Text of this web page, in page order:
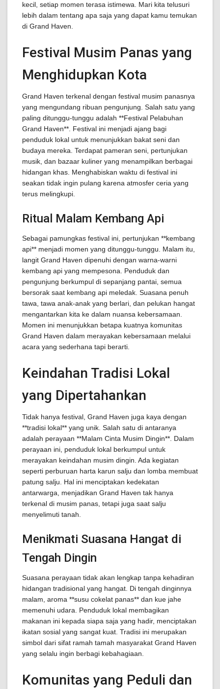
kecil, setiap momen terasa istimewa. Mari kita telusuri
lebih dalam tentang apa saja yang dapat kamu temukan
di Grand Haven.
Festival Musim Panas yang
Menghidupkan Kota
Grand Haven terkenal dengan festival musim panasnya
yang mengundang ribuan pengunjung. Salah satu yang
paling ditunggu-tunggu adalah **Festival Pelabuhan
Grand Haven**. Festival ini menjadi ajang bagi
penduduk lokal untuk menunjukkan bakat seni dan
budaya mereka. Terdapat pameran seni, pertunjukan
musik, dan bazaar kuliner yang menampilkan berbagai
hidangan khas. Menghabiskan waktu di festival ini
seakan tidak ingin pulang karena atmosfer ceria yang
terus melingkupi.
Ritual Malam Kembang Api
Sebagai pamungkas festival ini, pertunjukan **kembang
api** menjadi momen yang ditunggu-tunggu. Malam itu,
langit Grand Haven dipenuhi dengan warna-warni
kembang api yang mempesona. Penduduk dan
pengunjung berkumpul di sepanjang pantai, semua
bersorak saat kembang api meledak. Suasana penuh
tawa, tawa anak-anak yang berlari, dan pelukan hangat
mengantarkan kita ke dalam nuansa kebersamaan.
Momen ini menunjukkan betapa kuatnya komunitas
Grand Haven dalam merayakan kebersamaan melalui
acara yang sederhana tapi berarti.
Keindahan Tradisi Lokal
yang Dipertahankan
Tidak hanya festival, Grand Haven juga kaya dengan
**tradisi lokal** yang unik. Salah satu di antaranya
adalah perayaan **Malam Cinta Musim Dingin**. Dalam
perayaan ini, penduduk lokal berkumpul untuk
merayakan keindahan musim dingin. Ada kegiatan
seperti perburuan harta karun salju dan lomba membuat
patung salju. Hal ini menciptakan kedekatan
antarwarga, menjadikan Grand Haven tak hanya
terkenal di musim panas, tetapi juga saat salju
menyelimuti tanah.
Menikmati Suasana Hangat di
Tengah Dingin
Suasana perayaan tidak akan lengkap tanpa kehadiran
hidangan tradisional yang hangat. Di tengah dinginnya
malam, aroma **susu cokelat panas** dan kue jahe
memenuhi udara. Penduduk lokal membagikan
makanan ini kepada siapa saja yang hadir, menciptakan
ikatan sosial yang sangat kuat. Tradisi ini merupakan
simbol dari sifat ramah tamah masyarakat Grand Haven
yang selalu ingin berbagi kebahagiaan.
Komunitas yang Peduli dan